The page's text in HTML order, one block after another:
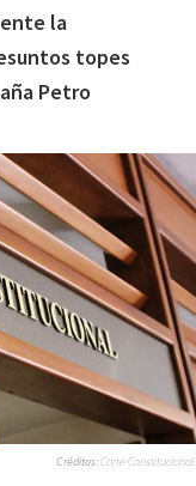
la
topes
Petro
Créditos:Corte Constitucional.